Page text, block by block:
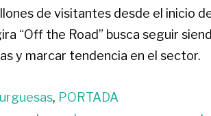
de visitantes desde el inicio
“Off the Road” busca seguir
y marcar tendencia en el sector.
, PORTADA